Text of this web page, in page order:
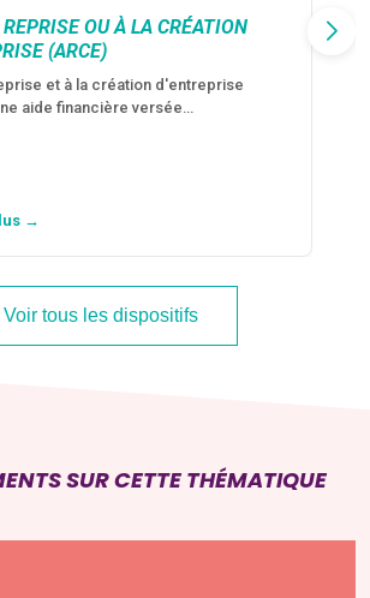
OU À LA CRÉATION
(ARCE)
et à la création d'entreprise
aide financière versée…
→
Voir tous les dispositifs
SUR CETTE THÉMATIQUE